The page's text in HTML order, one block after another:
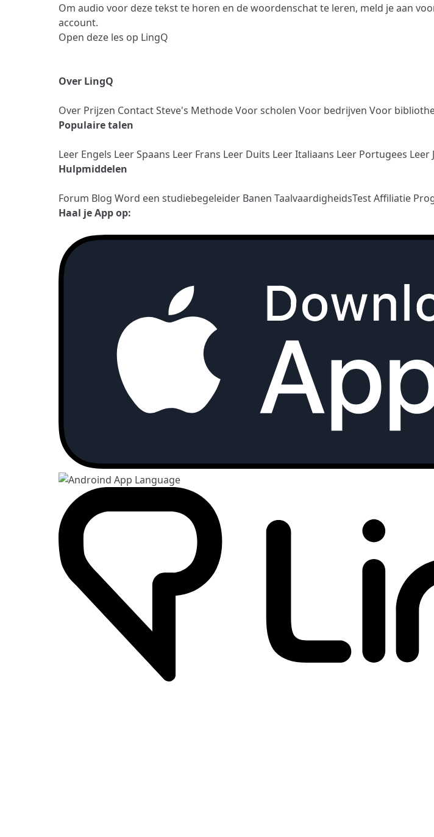
Om audio voor deze tekst te horen en de woordenschat te leren, meld je aan
account.
Open deze les op LingQ
Over LingQ
Over Prijzen ContactSteve's MethodeVoor scholen Voor bedrijven Voor
Populaire talen
Leer Engels Leer Spaans Leer Frans Leer Duits Leer Italiaans Leer Portugees Leer
Hulpmiddelen
Forum Blog Word een studiebegeleider Banen TaalvaardigheidsTestAffiliatie
Haal je App op: